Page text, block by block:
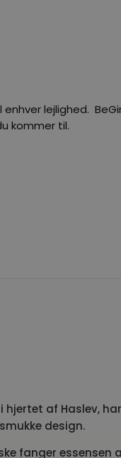
lejlighed.
kommer til.
af Haslev,
design.
fanger essensen